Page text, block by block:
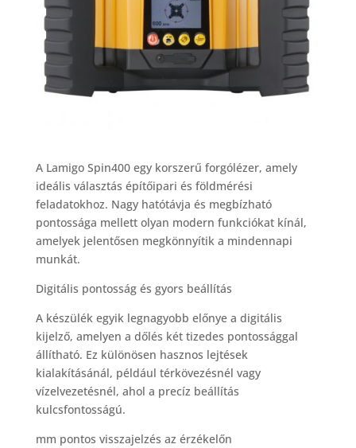
A Lamigo Spin400 egy korszerű forgólézer, amely
ideális választás építőipari és földmérési
feladatokhoz. Nagy hatótávja és megbízható
pontossága mellett olyan modern funkciókat kínál,
amelyek jelentősen megkönnyítik a mindennapi
munkát.
Digitális pontosság és gyors beállítás
A készülék egyik legnagyobb előnye a digitális
kijelző, amelyen a dőlés két tizedes pontossággal
állítható. Ez különösen hasznos lejtések
kialakításánál, például térkövezésnél vagy
vízelvezetésnél, ahol a precíz beállítás
kulcsfontosságú.
mm pontos visszajelzés az érzékelőn